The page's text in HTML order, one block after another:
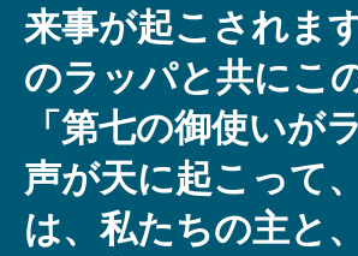
来事が起こされま
のラッパと共にこ
「第七の御使いが
声が天に起こって
は、私たちの主と